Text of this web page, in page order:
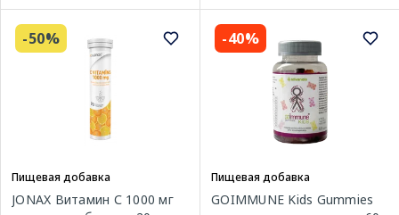
-50%
Пищевая добавка
JONAX Витамин С 1000 мг
-40%
Пищевая добавка
GOIMMUNE Kids Gummies